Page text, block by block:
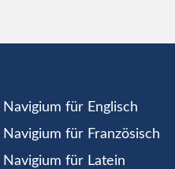
Navigium für Englisch
Navigium für Französisch
Navigium für Latein